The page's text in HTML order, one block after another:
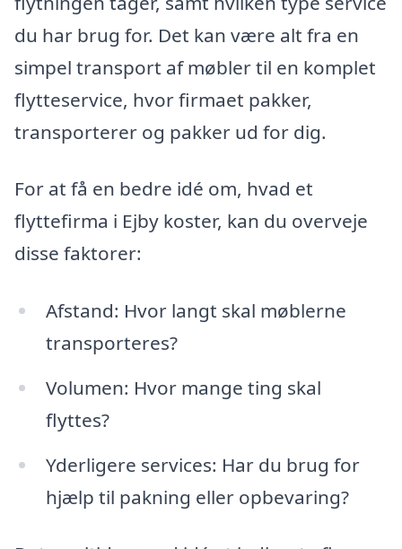
du har brug for. Det kan være alt fra en
simpel transport af møbler til en komplet
flytteservice, hvor firmaet pakker,
transporterer og pakker ud for dig.
For at få en bedre idé om, hvad et
flyttefirma i Ejby koster, kan du overveje
disse faktorer:
Afstand: Hvor langt skal møblerne
transporteres?
Volumen: Hvor mange ting skal
flyttes?
Yderligere services: Har du brug for
hjælp til pakning eller opbevaring?